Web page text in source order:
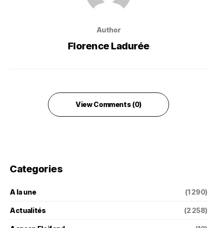
Author
Florence Ladurée
View Comments (0)
Categories
A la une (1 290)
Actualités (2 258)